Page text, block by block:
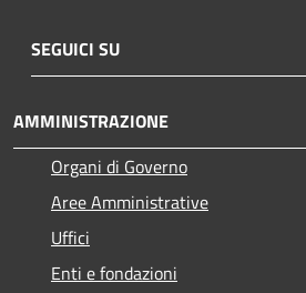
SEGUICI SU
AMMINISTRAZIONE
Organi di Governo
Aree Amministrative
Uffici
Enti e fondazioni